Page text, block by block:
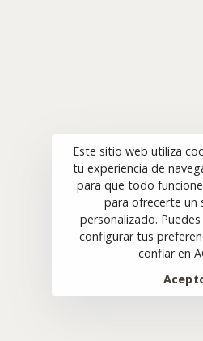
Este sitio web utiliza
tu experiencia de
para que todo
para ofrecerte un
personalizado.
configurar tus
confiar en